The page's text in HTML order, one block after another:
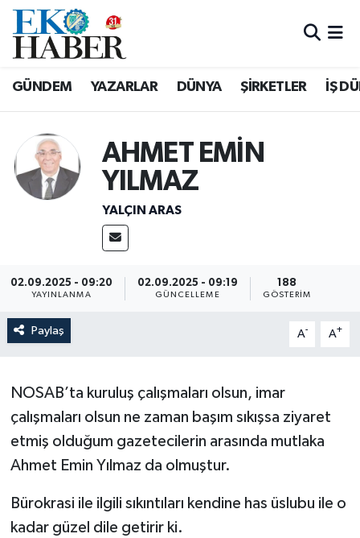
GÜNDEM YAZARLAR DÜNYA ŞİRKETLER İŞ
AHMET EMİN
YILMAZ
YALÇIN ARAS
02.09.2025 - 09:20
YAYINLANMA
02.09.2025 - 09:19
GÜNCELLEME
188
GÖSTERIM
Paylaş A- A+
NOSAB’ta kuruluş çalışmaları olsun, imar
çalışmaları olsun ne zaman başım sıkışsa ziyaret
etmiş olduğum gazetecilerin arasında mutlaka
Ahmet Emin Yılmaz da olmuştur.
Bürokrasi ile ilgili sıkıntıları kendine has üslubu ile o
kadar güzel dile getirir ki.
Hava Durumu
Süper Lig Puan Durumu ve Fikstür
Tüm Manşetler
Son Dakika Haberleri